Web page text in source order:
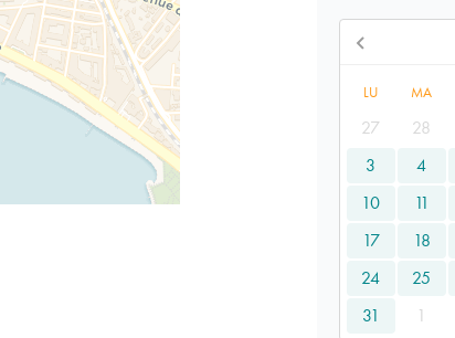
LU MA
27 28
3
4
10
11
17
18
24
25
31
1